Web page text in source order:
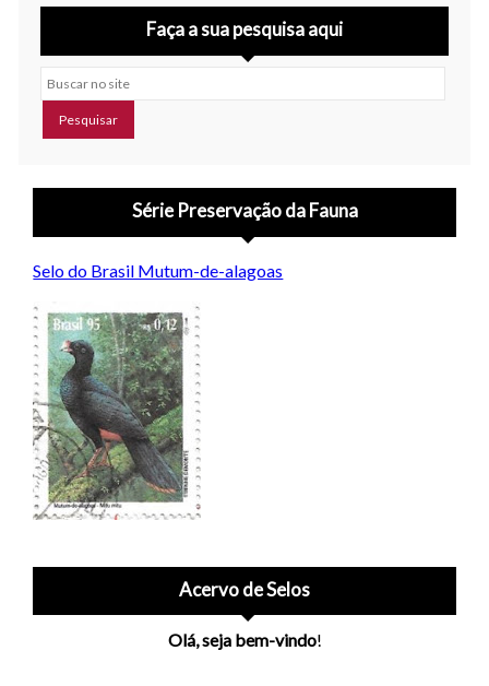
Faça a sua pesquisa aqui
Buscar no site
Série Preservação da Fauna
Selo do Brasil Mutum-de-alagoas
Acervo de Selos
Olá, seja bem-vindo!